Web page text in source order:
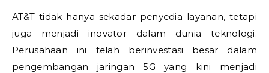
AT&T tidak hanya sekadar penyedia layanan, tetapi
juga menjadi inovator dalam dunia teknologi.
Perusahaan ini telah berinvestasi besar dalam
pengembangan jaringan 5G yang kini menjadi